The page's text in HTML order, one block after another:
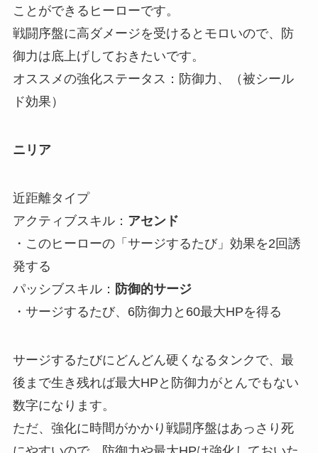
ことができるヒーローです。
戦闘序盤に高ダメージを受けるとモロいので、防
御力は底上げしておきたいです。
オススメの強化ステータス：防御力、（被シール
ド効果）
ニリア
近距離タイプ
アクティブスキル： アセンド
・このヒーローの「サージするたび」効果を2回誘
発する
パッシブスキル： 防御的サージ
・サージするたび、6防御力と60最大HPを得る
サージするたびにどんどん硬くなるタンクで、最
後まで生き残れば最大HPと防御力がとんでもない
数字になります。
ただ、強化に時間がかかり戦闘序盤はあっさり死